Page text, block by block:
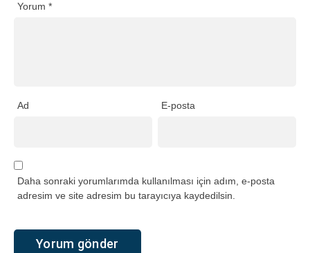
Yorum *
Ad E-posta
Daha sonraki yorumlarımda kullanılması için adım, e-posta
adresim ve site adresim bu tarayıcıya kaydedilsin.